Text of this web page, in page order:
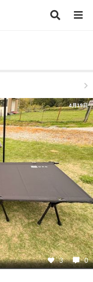
4月19日
3 0